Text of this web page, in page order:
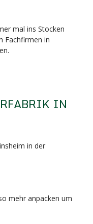
mal ins Stocken
Fachfirmen in
IN
in der
mehr anpacken um